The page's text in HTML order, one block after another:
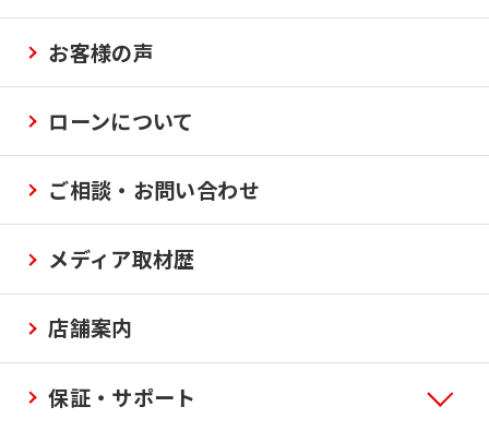
お客様の声
ローンについて
ご相談・お問い合わせ
メディア取材歴
店舗案内
保証・サポート